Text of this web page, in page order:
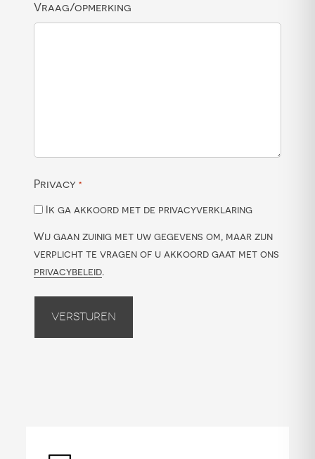
Vraag/opmerking
Privacy *
Ik ga akkoord met de privacyverklaring
Wij gaan zuinig met uw gegevens om, maar zijn
verplicht te vragen of u akkoord gaat met ons
privacybeleid.
Versturen